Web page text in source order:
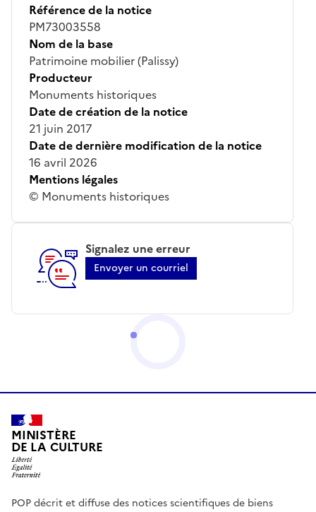
Référence de la notice
PM73003558
Nom de la base
Patrimoine mobilier (Palissy)
Producteur
Monuments historiques
Date de création de la notice
21 juin 2017
Date de dernière modification de la notice
16 avril 2026
Mentions légales
© Monuments historiques
Signalez une erreur
Envoyer un courriel
MINISTÈRE
DE LA CULTURE
POP décrit et diffuse des notices scientifiques de biens